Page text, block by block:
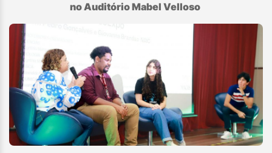
no Auditório Mabel Velloso​